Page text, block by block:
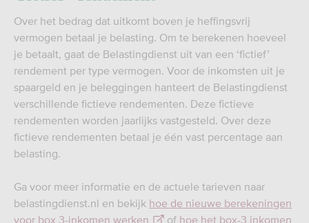
Over het bedrag dat uitkomt boven je heffingsvrij
vermogen betaal je belasting. Om te berekenen hoeveel
je betaalt, gaat de Belastingdienst uit van een ‘fictief’
rendement per type vermogen. Voor de inkomsten uit je
spaargeld en je beleggingen hanteert de Belastingdienst
verschillende fictieve rendementen. Deze fictieve
rendementen worden jaarlijks vastgesteld. Over deze
fictieve rendementen betaal je één vast percentage aan
belasting.
Ga voor meer informatie en de actuele tarieven naar
belastingdienst.nl en bekijk hoe de nieuwe berekeningen
voor box 3-inkomen werken
of hoe het box-3 inkomen